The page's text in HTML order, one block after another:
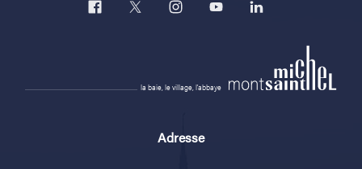
la baie, le village, l'abbaye
Adresse